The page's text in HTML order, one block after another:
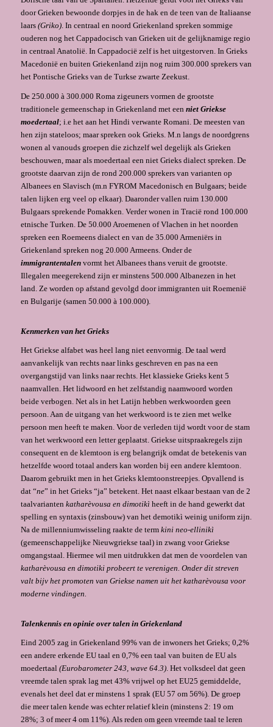
door Grieken bewoonde dorpjes in de hak en de teen van de Italiaanse
laars (Griko). In centraal en noord Griekenland spreken sommige
ouderen nog het Cappadocisch van Grieken uit de gelijknamige regio
in centraal Anatolië. In Cappadocië zelf is het uitgestorven. In Grieks
Macedonië en buiten Griekenland zijn nog ruim 300.000 sprekers van
het Pontische Grieks van de Turkse zwarte Zeekust.
De 250.000 à 300.000 Roma zigeuners vormen de grootste
traditionele gemeenschap in Griekenland met een niet Griekse
moedertaal; i.e het aan het Hindi verwante Romani. De meesten van
hen zijn stateloos; maar spreken ook Grieks. M.n langs de noordgrens
wonen al vanouds groepen die zichzelf wel degelijk als Grieken
beschouwen, maar als moedertaal een niet Grieks dialect spreken. De
grootste daarvan zijn de rond 200.000 sprekers van varianten op
Albanees en Slavisch (m.n FYROM Macedonisch en Bulgaars; beide
talen lijken erg veel op elkaar). Daaronder vallen ruim 130.000
Bulgaars sprekende Pomakken. Verder wonen in Tracië rond 100.000
etnische Turken. De 50.000 Aroemenen of Vlachen in het noorden
spreken een Roemeens dialect en van de 35.000 Armeniërs in
Griekenland spreken nog 20.000 Armeens. Onder de
immigrantentalenvormt het Albanees thans veruit de grootste.
Illegalen meegerekend zijn er minstens 500.000 Albanezen in het
land. Ze worden op afstand gevolgd door immigranten uit Roemenië
en Bulgarije (samen 50.000 à 100.000).
Kenmerken van het Grieks
Het Griekse alfabet was heel lang niet eenvormig. De taal werd
aanvankelijk van rechts naar links geschreven en pas na een
overgangstijd van links naar rechts. Het klassieke Grieks kent 5
naamvallen. Het lidwoord en het zelfstandig naamwoord worden
beide verbogen. Net als in het Latijn hebben werkwoorden geen
persoon. Aan de uitgang van het werkwoord is te zien met welke
persoon men heeft te maken. Voor de verleden tijd wordt voor de stam
van het werkwoord een letter geplaatst. Griekse uitspraakregels zijn
consequent en de klemtoon is erg belangrijk omdat de betekenis van
hetzelfde woord totaal anders kan worden bij een andere klemtoon.
Daarom gebruikt men in het Grieks klemtoonstreepjes. Opvallend is
dat “ne” in het Grieks “ja” betekent. Het naast elkaar bestaan van de 2
taalvarianten katharèvousa en dimotikì heeft in de hand gewerkt dat
spelling en syntaxis (zinsbouw) van het demotikì weinig uniform zijn.
Na de millenniumwisseling raakte de term kini neo-ellinikì
(gemeenschappelijke Nieuwgriekse taal) in zwang voor Griekse
omgangstaal. Hiermee wil men uitdrukken dat men de voordelen van
katharèvousa en dimotiki probeert te verenigen. Onder dit streven
valt bijv het promoten van Griekse namen uit het katharèvousa voor
moderne vindingen.
Talenkennis en opinie over talen in Griekenland
Eind 2005 zag in Griekenland 99% van de inwoners het Grieks; 0,2%
een andere erkende EU taal en 0,7% een taal van buiten de EU als
moedertaal (Eurobarometer 243, wave 64.3). Het volksdeel dat geen
vreemde talen sprak lag met 43% vrijwel op het EU25 gemiddelde,
evenals het deel dat er minstens 1 sprak (EU 57 om 56%). De groep
die meer talen kende was echter relatief klein (minstens 2: 19 om
28%; 3 of meer 4 om 11%). Als reden om geen vreemde taal te leren